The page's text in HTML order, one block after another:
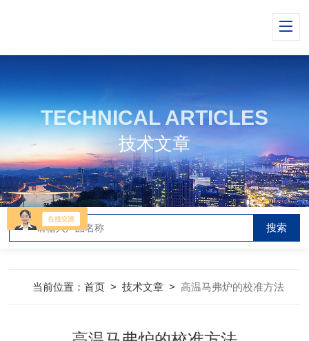
TECHNICAL ARTICLES
技术文章
当前位置：首页 >技术文章 >高温马弗炉的校准方法